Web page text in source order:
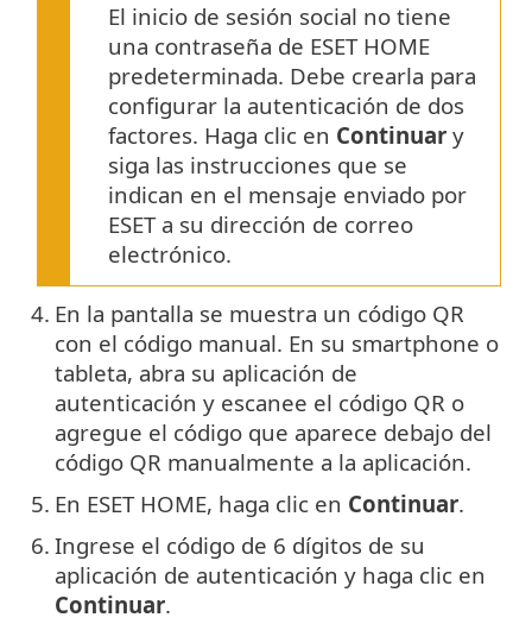
El inicio de sesión social no tiene
una contraseña de ESET HOME
predeterminada. Debe crearla para
configurar la autenticación de dos
factores. Haga clic en Continuar y
siga las instrucciones que se
indican en el mensaje enviado por
ESET a su dirección de correo
electrónico.
4. En la pantalla se muestra un código QR
con el código manual. En su smartphone o
tableta, abra su aplicación de
autenticación y escanee el código QR o
agregue el código que aparece debajo del
código QR manualmente a la aplicación.
5. En ESET HOME, haga clic en Continuar.
6. Ingrese el código de 6 dígitos de su
aplicación de autenticación y haga clic en
Continuar.